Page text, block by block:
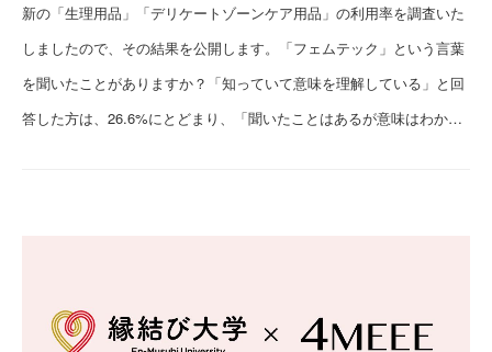
新の「生理用品」「デリケートゾーンケア用品」の利用率を調査いた
しましたので、その結果を公開します。「フェムテック」という言葉
を聞いたことがありますか？「知っていて意味を理解している」と回
答した方は、26.6%にとどまり、「聞いたことはあるが意味はわか…